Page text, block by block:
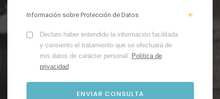
Información sobre Protección de Datos
Declaro haber entendido la información facilitada
y consiento el tratamiento que se efectuará de
mis datos de carácter personal. Política de
privacidad.